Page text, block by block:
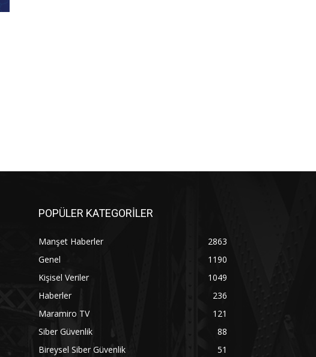
POPÜLER KATEGORİLER
Manşet Haberler
2863
Genel
1190
Kişisel Veriler
1049
Haberler
236
Maramiro TV
121
Siber Güvenlik
88
Bireysel Siber Güvenlik
51